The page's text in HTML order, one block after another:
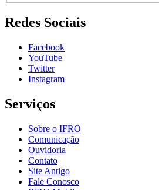
Redes Sociais
Facebook
YouTube
Twitter
Instagram
Serviços
Sobre o IFRO
Comunicação
Ouvidoria
Contato
Site Antigo
Fale Conosco